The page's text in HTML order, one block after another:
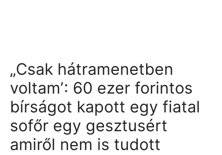
„Csak hátramenetben
voltamʼ: 60 ezer forintos
bírságot kapott egy fiatal
sofőr egy gesztusért
amiről nem is tudott